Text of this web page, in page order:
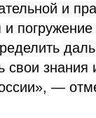
и
знания
—